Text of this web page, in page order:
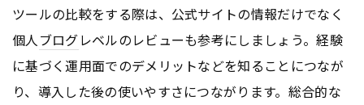
ツールの比較をする際は、公式サイトの情報だけでなく
個人 ブログレベルのレビューも参考にしましょう。経験
に基づく運用面でのデメリットなどを知ることにつなが
り、導入した後の使いやすさにつながります。総合的な